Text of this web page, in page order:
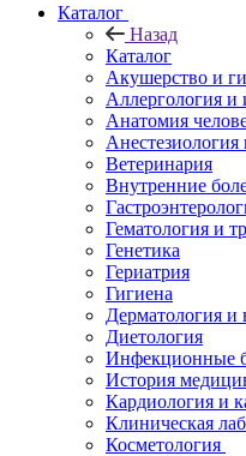
Каталог
Назад
Каталог
Акушерство и
Аллергология
Анатомия
Ветеринария
Внутренние
Гематология и
Генетика
Гериатрия
Гигиена
Дерматология и
Диетология
Инфекционные
История
Кардиология и
Клиническая
Косметология